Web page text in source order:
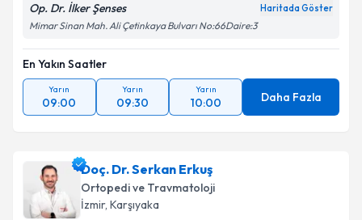
Op. Dr. İlker Şenses Haritada Göster
Mimar Sinan Mah. Ali Çetinkaya Bulvarı No:66Daire:3
En Yakın Saatler
Yarın
09:00
Yarın
09:30
Yarın
10:00 Daha Fazla
Doç. Dr. Serkan Erkuş
Ortopedi ve Travmatoloji
İzmir, Karşıyaka